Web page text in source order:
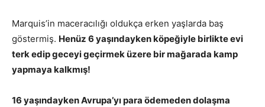
Marquis’in maceracılığı oldukça erken yaşlarda baş
göstermiş. Henüz 6 yaşındayken köpeğiyle birlikte evi
terk edip geceyi geçirmek üzere bir mağarada kamp
yapmaya kalkmış!
16 yaşındayken Avrupa’yı para ödemeden dolaşma